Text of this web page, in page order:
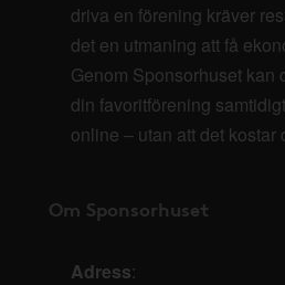
driva en förening kräver
det en utmaning att få
Genom Sponsorhuset kan
din favoritförening
online – utan att det kostar
Om Sponsorhuset
Adress: